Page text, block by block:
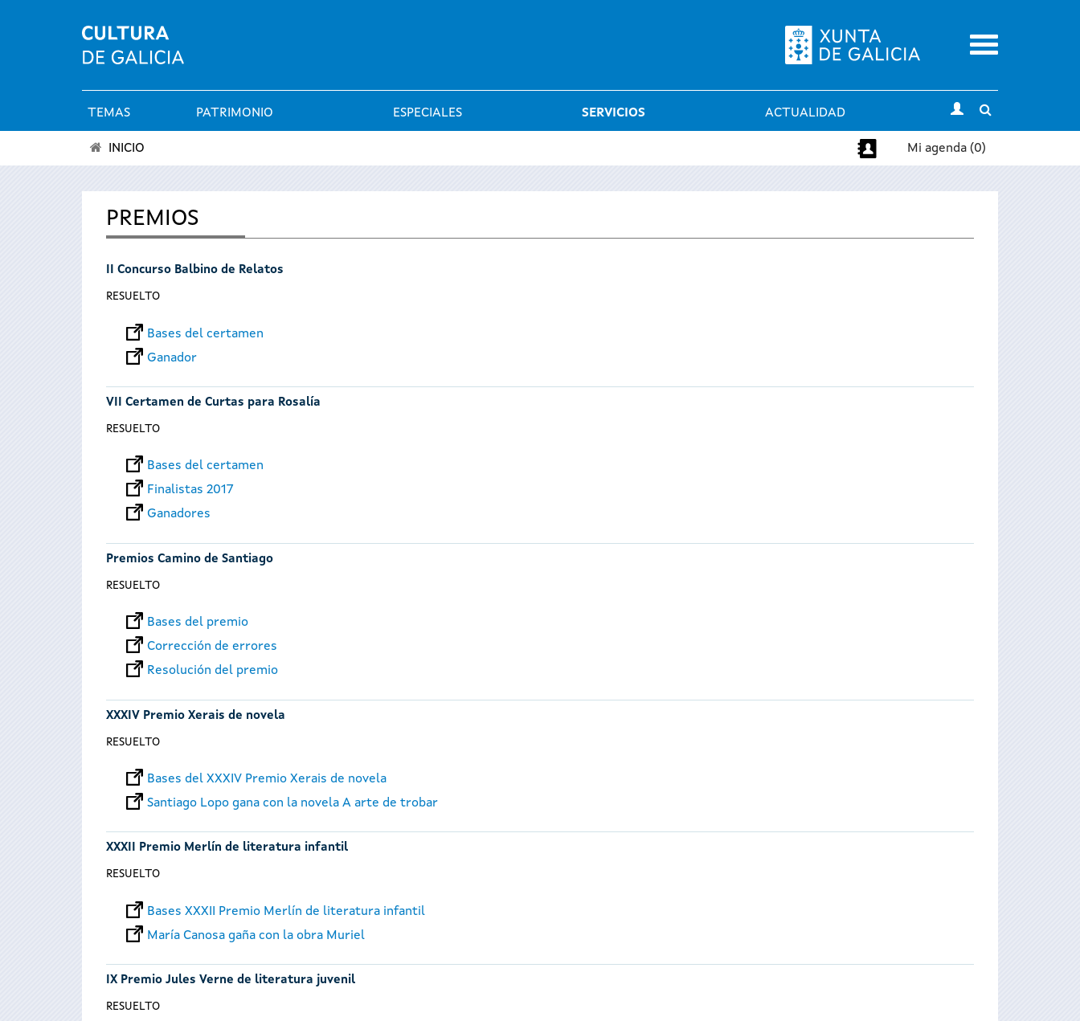
Menu
Menú
principal
TEMAS PATRIMONIO ESPECIALES SERVICIOS ACTUALIDAD
search
encuentra
aquí
INICIO Mi agenda (0)
PREMIOS
II Concurso Balbino de Relatos
RESUELTO
Bases del certamen
Ganador
VII Certamen de Curtas para Rosalía
RESUELTO
Bases del certamen
Finalistas 2017
Ganadores
Premios Camino de Santiago
RESUELTO
Bases del premio
Corrección de errores
Resolución del premio
XXXIV Premio Xerais de novela
RESUELTO
Bases del XXXIV Premio Xerais de novela
Santiago Lopo gana con la novela A arte de trobar
XXXII Premio Merlín de literatura infantil
RESUELTO
Bases XXXII Premio Merlín de literatura infantil
María Canosa gaña con la obra Muriel
IX Premio Jules Verne de literatura juvenil
RESUELTO